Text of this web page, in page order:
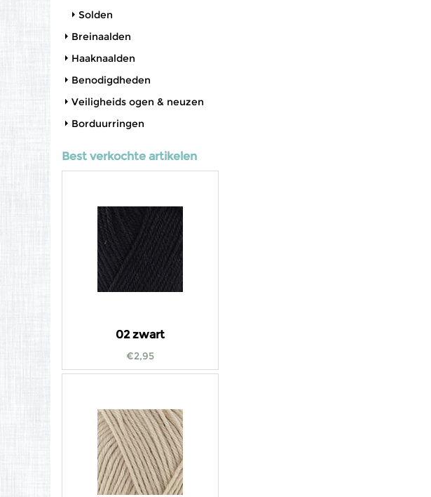
Solden
Breinaalden
Haaknaalden
Benodigdheden
Veiligheids ogen & neuzen
Borduurringen
Best verkochte artikelen
02 zwart
€2,95